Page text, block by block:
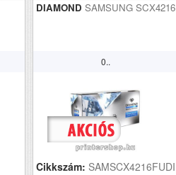
DIAMONDSAMSUNG SCX4216
0..
Cikkszám: SAMSCX4216FUDI